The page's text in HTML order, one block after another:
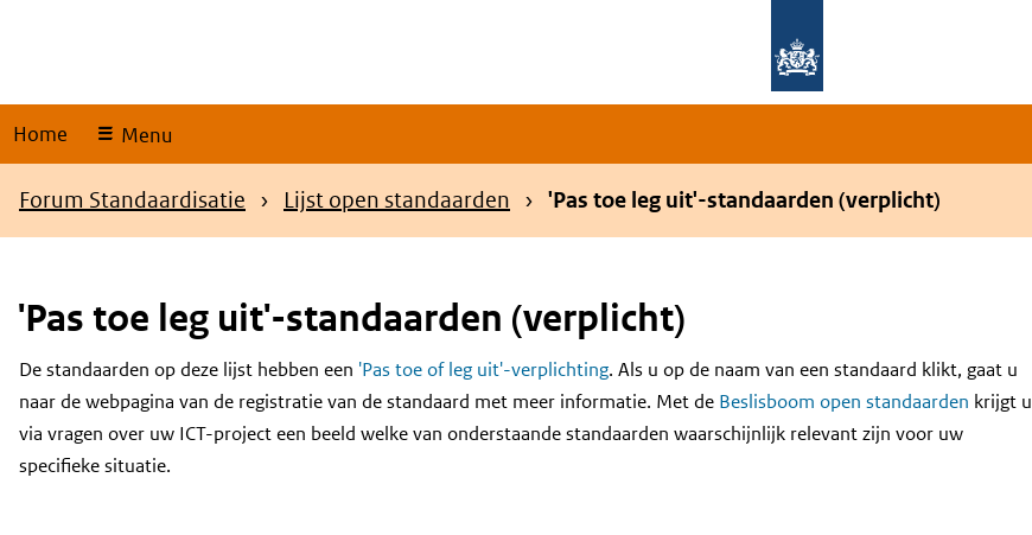
Home Menu
Kruimelpad
Forum Standaardisatie Lijst open standaarden 'Pas toe leg uit'-standaarden (verplicht)
'Pas toe leg uit'-standaarden (verplicht)
Content
De standaarden op deze lijst hebben een 'Pas toe of leg uit'-verplichting. Als u op de naam van een standaard klikt, gaat u
naar de webpagina van de registratie van de standaard met meer informatie. Met de Beslisboom open standaarden krijgt u
via vragen over uw ICT-project een beeld welke van onderstaande standaarden waarschijnlijk relevant zijn voor uw
specifieke situatie.